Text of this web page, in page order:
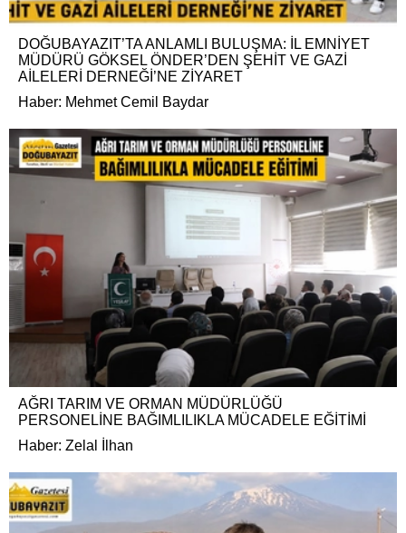
DOĞUBAYAZIT’TA ANLAMLI BULUŞMA: İL EMNİYET
MÜDÜRÜ GÖKSEL ÖNDER’DEN ŞEHİT VE GAZİ
AİLELERİ DERNEĞİ’NE ZİYARET
Haber: Mehmet Cemil Baydar
AĞRI TARIM VE ORMAN MÜDÜRLÜĞÜ
PERSONELİNE BAĞIMLILIKLA MÜCADELE EĞİTİMİ
Haber: Zelal İlhan